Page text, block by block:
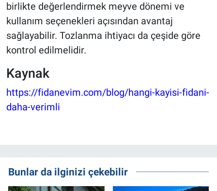
birlikte değerlendirmek meyve dönemi ve
kullanım seçenekleri açısından avantaj
sağlayabilir. Tozlanma ihtiyacı da çeşide göre
kontrol edilmelidir.
Kaynak
https://fidanevim.com/blog/hangi-kayisi-fidani-
daha-verimli
Bunlar da ilginizi çekebilir